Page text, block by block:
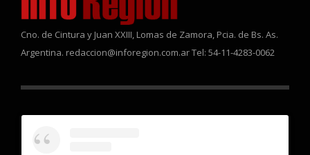
Cno. de Cintura y Juan XXIII, Lomas de Zamora, Pcia. de Bs. As.
Argentina. redaccion@inforegion.com.ar Tel: 54-11-4283-0062